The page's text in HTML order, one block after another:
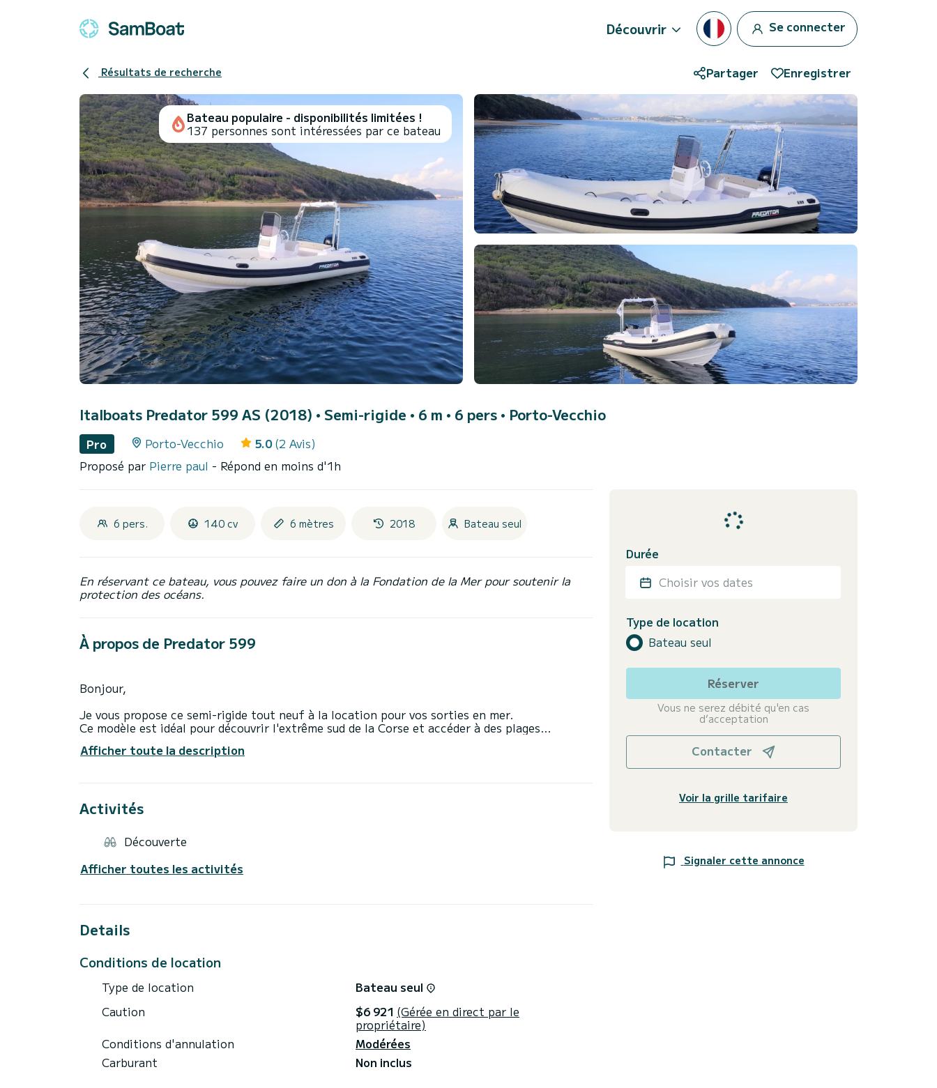
Découvrir Se connecter
Résultats de recherche Partager Enregistrer
Bateau populaire - disponibilités limitées !
137 personnes sont intéressées par ce bateau
Italboats Predator 599 AS (2018) • Semi-rigide • 6 m • 6 pers • Porto-Vecchio
Pro Porto-Vecchio 5.0 (2 Avis)
Proposé par Pierre paul - Répond en moins d'1h
6 pers. 140 cv 6 mètres 2018 Bateau seul
En réservant ce bateau, vous pouvez faire un don à la Fondation de la Mer pour soutenir la
protection des océans.
À propos de Predator 599
Bonjour,
Je vous propose ce semi-rigide tout neuf à la location pour vos sorties en mer.
Ce modèle est idéal pour découvrir l'extrême sud de la Corse et accéder à des plages
Avec sa faible consommation, il vous procurera des sensations inédites.
N'hésitez pas à me contacter via la messagerie SamBoat pour plus d'informations !
Afficher toute la description
Activités
Découverte
Afficher toutes les activités
Details
Conditions de location
Type de location
Bateau seul
Caution
$6 921 (Gérée en direct par le
propriétaire)
Conditions d'annulation
Modérées
Carburant
Non inclus
Durée
Choisir vos dates
Type de location
Bateau seul
Réserver
Vous ne serez débité qu'en cas
d’acceptation
Contacter
Voir la grille tarifaire
Signaler cette annonce